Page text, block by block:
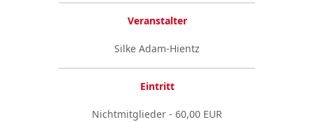
Veranstalter
Silke Adam-Hientz
Eintritt
Nichtmitglieder - 60,00 EUR